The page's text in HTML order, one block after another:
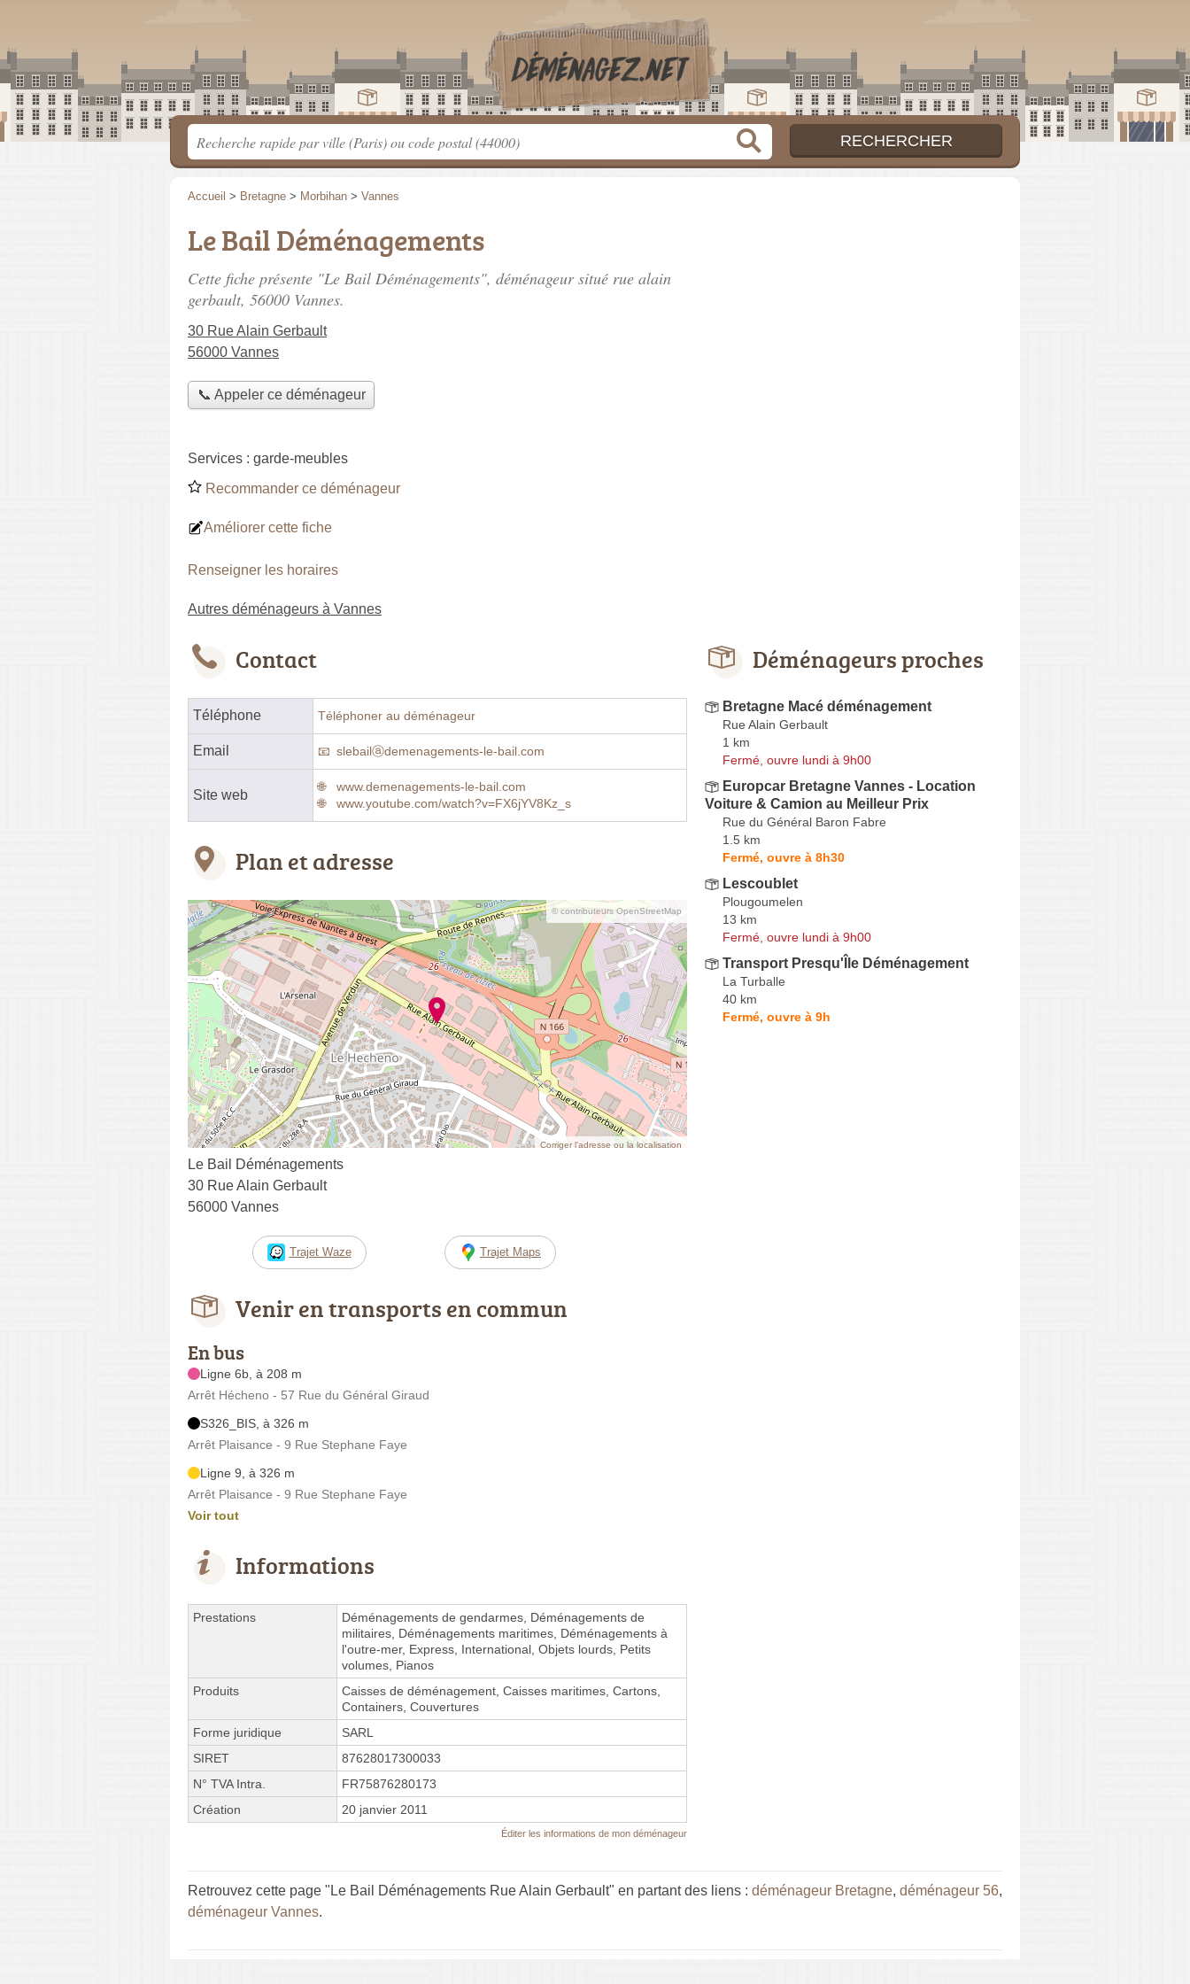
Accueil > Bretagne > Morbihan > Vannes
Le Bail Déménagements
Cette fiche présente "Le Bail Déménagements", déménageur situé rue alain
gerbault, 56000 Vannes.
30 Rue Alain Gerbault
56000 Vannes
📞 Appeler ce déménageur
Services : garde-meubles
Recommander ce déménageur
Améliorer cette fiche
Renseigner les horaires
Autres déménageurs à Vannes
Contact
Téléphone Téléphoner au déménageur
Email slebailⓐdemenagements-le-bail.com
Site web
www.demenagements-le-bail.com
www.youtube.com/watch?v=FX6jYV8Kz_s
Plan et adresse
© contributeurs OpenStreetMap
Corriger l’adresse ou la localisation
Le Bail Déménagements
30 Rue Alain Gerbault
56000 Vannes
Trajet Waze Trajet Maps
Venir en transports en commun
En bus
Ligne 6b, à 208 m
Arrêt Hécheno - 57 Rue du Général Giraud
S326_BIS, à 326 m
Arrêt Plaisance - 9 Rue Stephane Faye
Ligne 9, à 326 m
Arrêt Plaisance - 9 Rue Stephane Faye
Voir tout
Informations
Prestations
Déménagements de gendarmes, Déménagements de
militaires, Déménagements maritimes, Déménagements à
l'outre-mer, Express, International, Objets lourds, Petits
volumes, Pianos
Produits
Caisses de déménagement, Caisses maritimes, Cartons,
Containers, Couvertures
Forme juridique
SARL
SIRET
87628017300033
N° TVA Intra.
FR75876280173
Création
20 janvier 2011
Éditer les informations de mon déménageur
Déménageurs proches
Bretagne Macé déménagement
Rue Alain Gerbault
1 km
Fermé, ouvre lundi à 9h00
Europcar Bretagne Vannes - Location
Voiture & Camion au Meilleur Prix
Rue du Général Baron Fabre
1.5 km
Fermé, ouvre à 8h30
Lescoublet
Plougoumelen
13 km
Fermé, ouvre lundi à 9h00
Transport Presqu'Île Déménagement
La Turballe
40 km
Fermé, ouvre à 9h
Retrouvez cette page "Le Bail Déménagements Rue Alain Gerbault" en partant des liens : déménageur Bretagne, déménageur 56,
déménageur Vannes.